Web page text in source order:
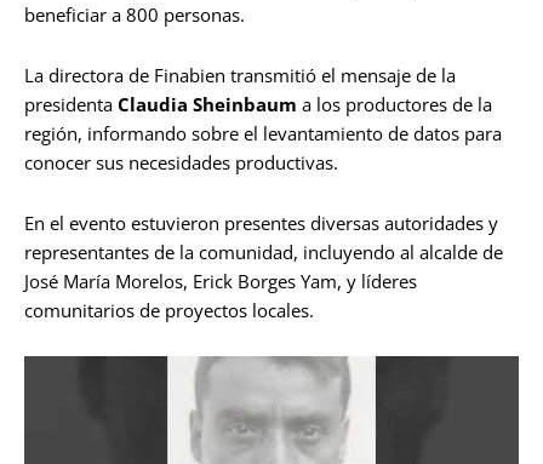
beneficiar a 800 personas.
La directora de Finabien transmitió el mensaje de la
presidenta Claudia Sheinbaum a los productores de la
región, informando sobre el levantamiento de datos para
conocer sus necesidades productivas.
En el evento estuvieron presentes diversas autoridades y
representantes de la comunidad, incluyendo al alcalde de
José María Morelos, Erick Borges Yam, y líderes
comunitarios de proyectos locales.